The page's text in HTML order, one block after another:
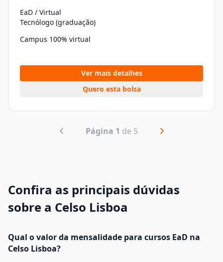
EaD / Virtual
Tecnólogo (graduação)
Campus 100% virtual
Ver mais detalhes
Quero esta bolsa
Página 1 de 5
Confira as principais dúvidas
sobre a Celso Lisboa
Qual o valor da mensalidade para cursos EaD na
Celso Lisboa?